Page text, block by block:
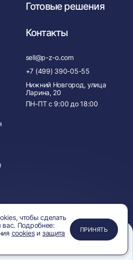
чтобы сделать
вас. Подробнее:
cookiesи защита
ПРИНЯТЬ
Готовые решения
Контакты
sell@p-z-o.com
+7 (499) 390-05-55
Нижний Новгород, улица
Ларина, 20
ПН-ПТ с 9:00 до 18:00